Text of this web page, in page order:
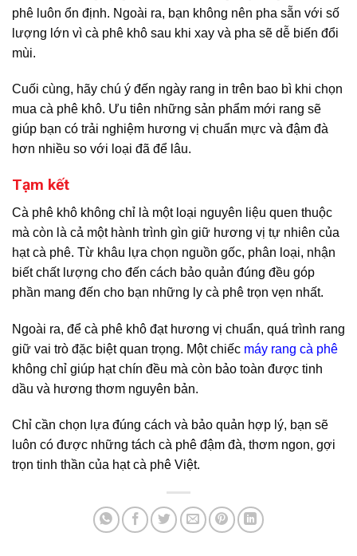
phê luôn ổn định. Ngoài ra, bạn không nên pha sẵn với số
lượng lớn vì cà phê khô sau khi xay và pha sẽ dễ biến đổi
mùi.
Cuối cùng, hãy chú ý đến ngày rang in trên bao bì khi chọn
mua cà phê khô. Ưu tiên những sản phẩm mới rang sẽ
giúp bạn có trải nghiệm hương vị chuẩn mực và đậm đà
hơn nhiều so với loại đã để lâu.
Tạm kết
Cà phê khô không chỉ là một loại nguyên liệu quen thuộc
mà còn là cả một hành trình gìn giữ hương vị tự nhiên của
hạt cà phê. Từ khâu lựa chọn nguồn gốc, phân loại, nhận
biết chất lượng cho đến cách bảo quản đúng đều góp
phần mang đến cho bạn những ly cà phê trọn vẹn nhất.
Ngoài ra, để cà phê khô đạt hương vị chuẩn, quá trình rang
giữ vai trò đặc biệt quan trọng. Một chiếc máy rang cà phê
không chỉ giúp hạt chín đều mà còn bảo toàn được tinh
dầu và hương thơm nguyên bản.
Chỉ cần chọn lựa đúng cách và bảo quản hợp lý, bạn sẽ
luôn có được những tách cà phê đậm đà, thơm ngon, gợi
trọn tinh thần của hạt cà phê Việt.